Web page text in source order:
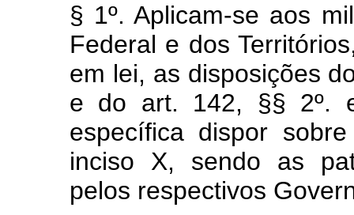
§ 1º. Aplicam-se aos
Federal e dos
em lei, as disposições
e do art. 142, §§ 2º.
específica dispor
inciso X, sendo as
pelos respectivos